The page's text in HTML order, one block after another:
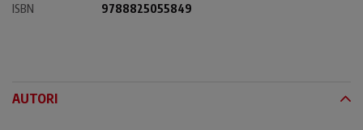
ISBN
9788825055849
AUTORI